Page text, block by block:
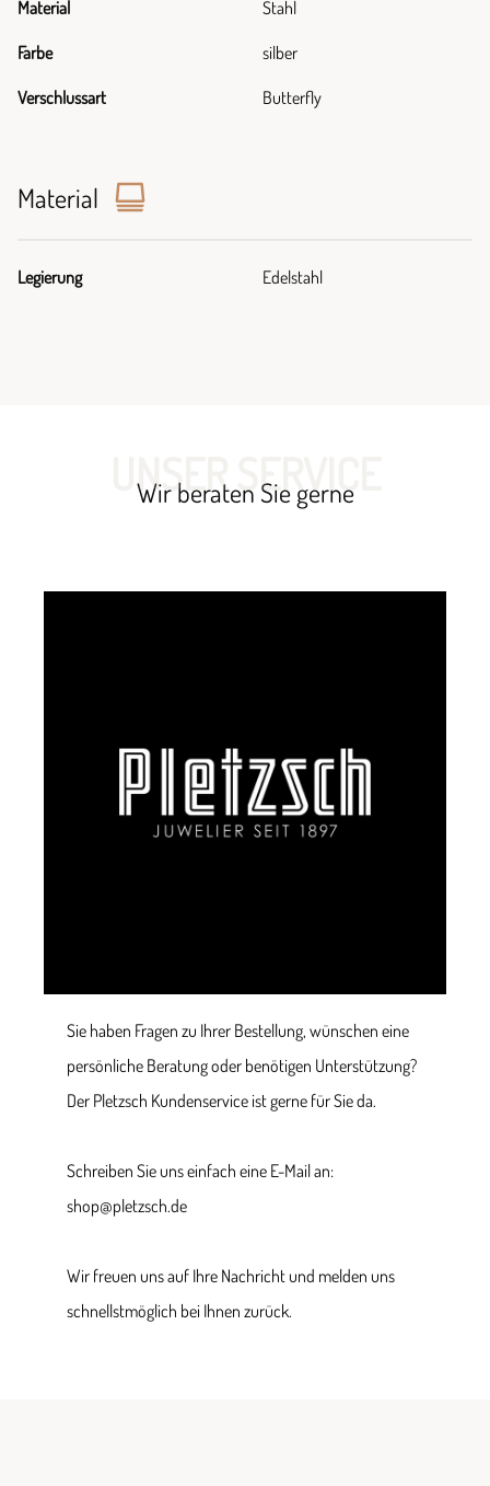
Material Stahl
Farbe silber
Verschlussart Butterfly
Material
Legierung Edelstahl
UNSER SERVICE
Wir beraten Sie gerne
Sie haben Fragen zu Ihrer Bestellung, wünschen eine
persönliche Beratung oder benötigen Unterstützung?
Der Pletzsch Kundenservice ist gerne für Sie da.
Schreiben Sie uns einfach eine E-Mail an:
shop@pletzsch.de
Wir freuen uns auf Ihre Nachricht und melden uns
schnellstmöglich bei Ihnen zurück.